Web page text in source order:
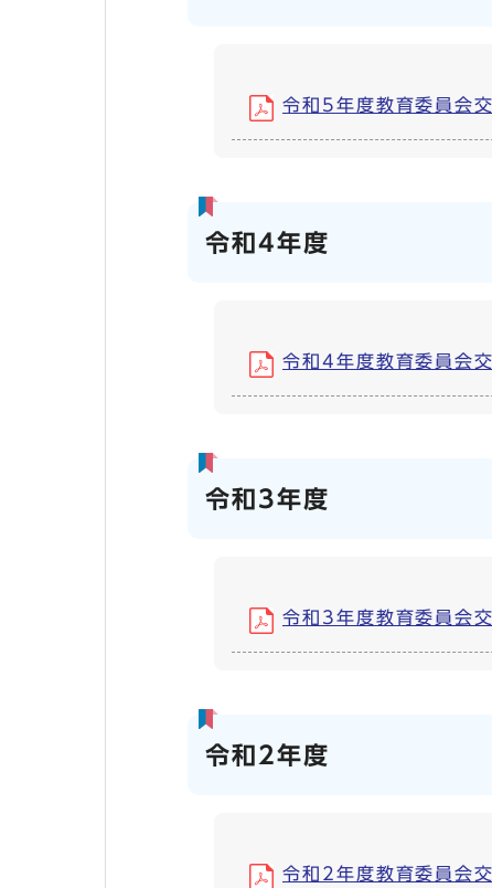
令和5年度教育委員
令和4年度
令和4年度教育委員
令和3年度
令和3年度教育委員
令和2年度
令和2年度教育委員